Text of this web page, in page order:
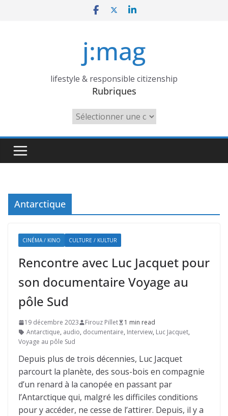
j:mag
lifestyle & responsible citizenship
Rubriques
Rubriques
Antarctique
CINÉMA / KINO CULTURE / KULTUR
Rencontre avec Luc Jacquet pour
son documentaire Voyage au
pôle Sud
19 décembre 2023 Firouz Pillet
1 min read
Antarctique, audio, documentaire, Interview, Luc Jacquet,
Voyage au pôle Sud
Depuis plus de trois décennies, Luc Jacquet
parcourt la planète, des sous-bois en compagnie
d’un renard à la canopée en passant par
l’Antarctique qui, malgré les difficiles conditions
pour y accéder, ne cesse de l’attirer. Depuis, il y a